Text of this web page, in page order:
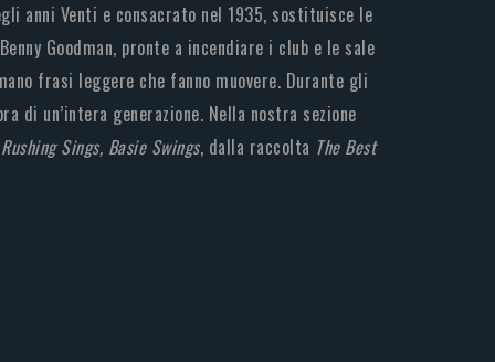
anni Venti e consacrato nel 1935, sostituisce le
Goodman, pronte a incendiare i club e le sale
frasi leggere che fanno muovere. Durante gli
di un’intera generazione. Nella nostra sezione
Rushing Sings, Basie Swings, dalla raccolta The Best